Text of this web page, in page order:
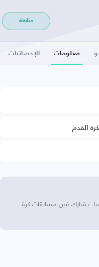
متابعة
معلومات الإحصائيات
القدم
يشارك في مسابقات كرة